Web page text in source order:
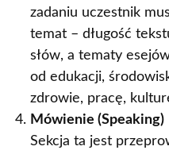
zadaniu uczestnik
temat – długość
słów, a tematy
od edukacji,
zdrowie, pracę,
Mówienie (Speaking)
Sekcja ta jest